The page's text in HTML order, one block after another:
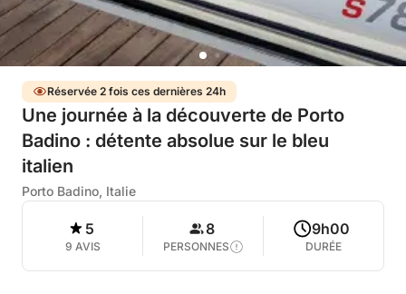
Réservée 2 fois ces dernières 24h
Une journée à la découverte de Porto
Badino : détente absolue sur le bleu
italien
Porto Badino, Italie
5
9 AVIS
8
PERSONNES
9h00
DURÉE